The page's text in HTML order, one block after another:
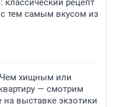
рецепт
тем самым вкусом из
Чем хищным или
— смотрим
на выставке экзотики